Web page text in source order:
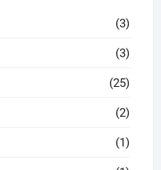
(3)
(3)
(25)
(2)
(1)